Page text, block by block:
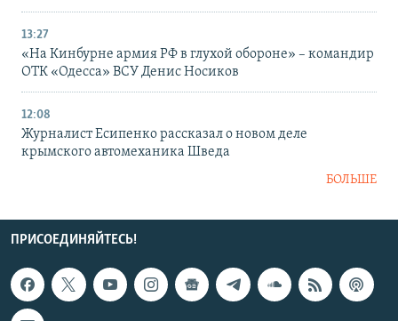
13:27
«На Кинбурне армия РФ в глухой обороне» – командир
ОТК «Одесса» ВСУ Денис Носиков
12:08
Журналист Есипенко рассказал о новом деле
крымского автомеханика Шведа
БОЛЬШЕ
ПРИСОЕДИНЯЙТЕСЬ!